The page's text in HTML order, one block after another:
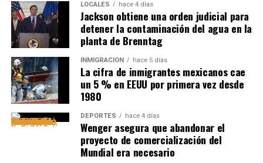
LOCALES hace 4 días
Jackson obtiene una orden judicial para
detener la contaminación del agua en la
planta de Brenntag
INMIGRACIÓN hace 5 días
La cifra de inmigrantes mexicanos cae
un 5 % en EEUU por primera vez desde
1980
DEPORTES hace 4 días
Wenger asegura que abandonar el
proyecto de comercialización del
Mundial era necesario